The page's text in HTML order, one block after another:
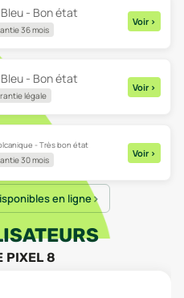
Bleu - Bon état
36 mois
Voir >
Bleu - Bon état
légale
Voir >
- Très bon état
30 mois
Voir >
en ligne
PIXEL 8